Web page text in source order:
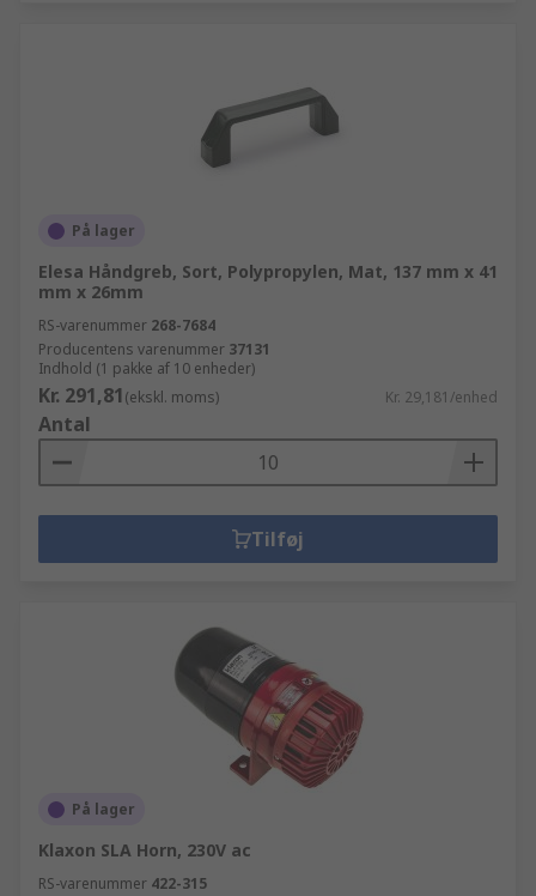
På lager
Elesa Håndgreb, Sort, Polypropylen, Mat, 137 mm x 41
mm x 26mm
RS-varenummer 268-7684
Producentens varenummer 37131
Indhold (1 pakke af 10 enheder)
Kr. 291,81(ekskl. moms) Kr. 29,181/enhed
Antal
Tilføj
På lager
Klaxon SLA Horn, 230V ac
RS-varenummer 422-315